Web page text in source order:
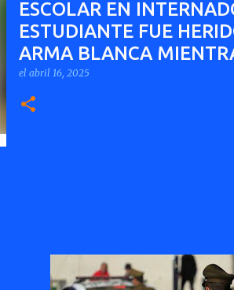
ESCOLAR EN
ESTUDIANTE FUE
ARMA BLANCA
el abril 16, 2025